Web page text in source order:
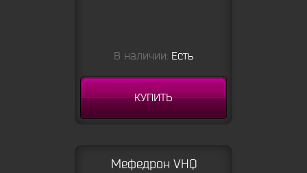
В наличии: Есть
КУПИТЬ
Мефедрон VHQ